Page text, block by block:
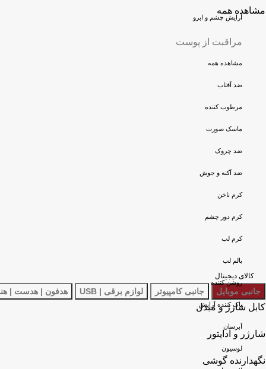
مشاهده همه
کالای دیجیتال
جانبی موبایل جانبی کامپیوتر لوازم برقی | USB هدفون | هدست |
کابل شارژ و مبدل
شارژر و آداپتور
نگهدارنده گوشی
آرایش چشم و ابرو
مراقبت از پوست
مشاهده همه
ضد آفتاب
مرطوب کننده
ماسک صورت
ضد چروک
ضد آکنه و جوش
کرم ناخن
کرم دور چشم
کرم لب
بالم لب
روشن کننده
پاک کننده آرایش
آبرسان
لوسیون